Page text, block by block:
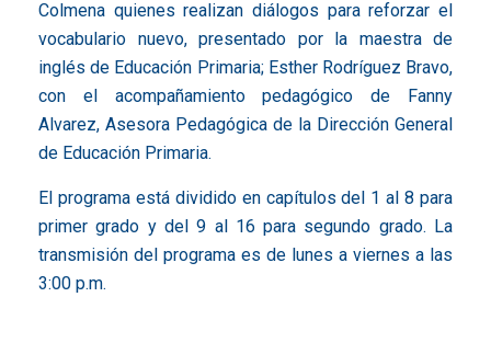
Colmena quienes realizan diálogos para reforzar el
vocabulario nuevo, presentado por la maestra de
inglés de Educación Primaria; Esther Rodríguez Bravo,
con el acompañamiento pedagógico de Fanny
Alvarez, Asesora Pedagógica de la Dirección General
de Educación Primaria.
El programa está dividido en capítulos del 1 al 8 para
primer grado y del 9 al 16 para segundo grado. La
transmisión del programa es de lunes a viernes a las
3:00 p.m.